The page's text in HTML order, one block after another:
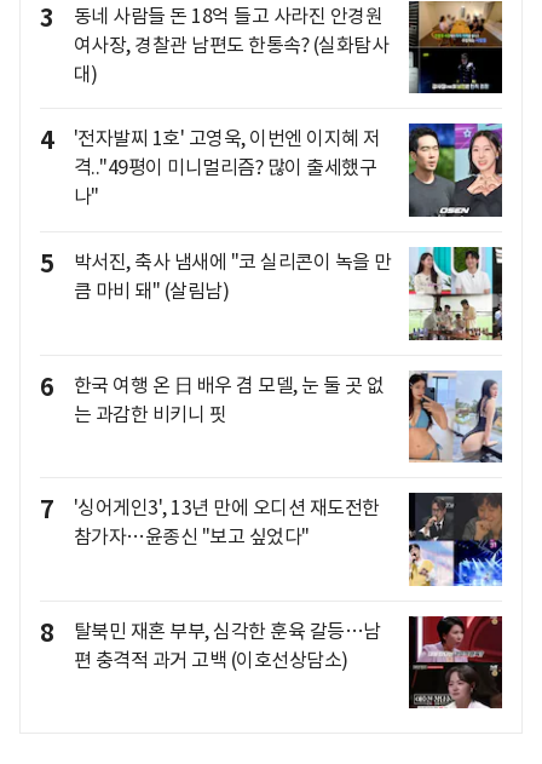
3
동네 사람들 돈 18억 들고 사라진 안경원
여사장, 경찰관 남편도 한통속? (실화탐사
대)
4
'전자발찌 1호' 고영욱, 이번엔 이지혜 저
격.."49평이 미니멀리즘? 많이 출세했구
나"
5
박서진, 축사 냄새에 "코 실리콘이 녹을 만
큼 마비 돼" (살림남)
6
한국 여행 온 日 배우 겸 모델, 눈 둘 곳 없
는 과감한 비키니 핏
7
'싱어게인3', 13년 만에 오디션 재도전한
참가자…윤종신 "보고 싶었다"
8
탈북민 재혼 부부, 심각한 훈육 갈등…남
편 충격적 과거 고백 (이호선상담소)